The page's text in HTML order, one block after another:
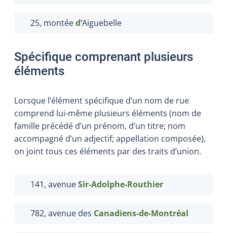
25, montéed’Aiguebelle
Spécifique comprenant plusieurs
éléments
Lorsque l’élément spécifique d’un nom de rue
comprend lui-même plusieurs éléments (nom de
famille précédé d’un prénom, d’un titre; nom
accompagné d’un adjectif; appellation composée),
on joint tous ces éléments par des traits d’union.
141, avenueSir-Adolphe‑Routhier
782, avenue des Canadiens-de-Montréal